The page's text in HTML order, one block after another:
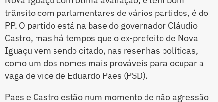
trânsito com parlamentares de vários partidos, é do
PP. O partido está na base do governador Cláudio
Castro, mas há tempos que o ex-prefeito de Nova
Iguaçu vem sendo citado, nas resenhas políticas,
como um dos nomes mais prováveis para ocupar a
vaga de vice de Eduardo Paes (PSD).
Paes e Castro estão num momento de não agressão